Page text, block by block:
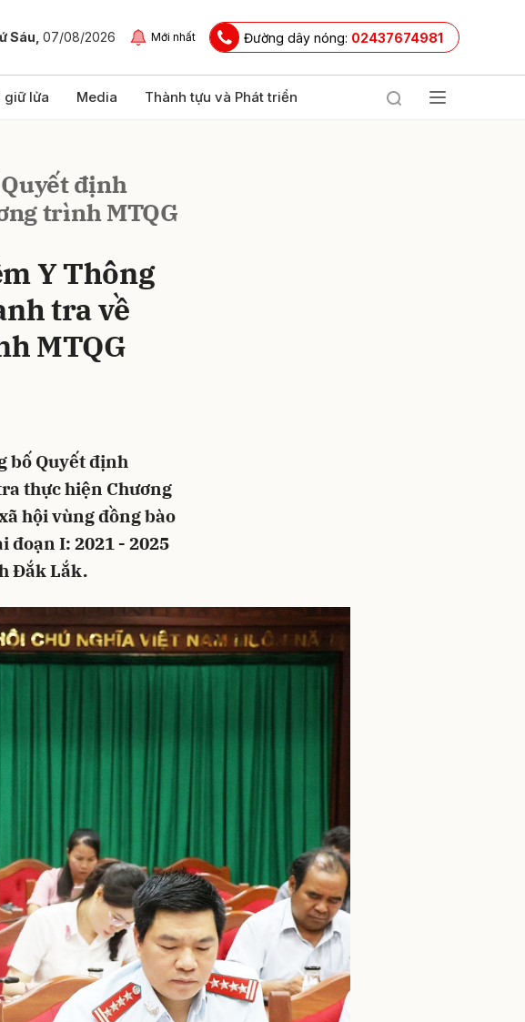
Sáu, 07/08/2026 Mới nhất Đường dây nóng: 02437674981
giữ lửa Media Thành tựu và Phát triển
định
trình MTQG
Y Thông
tra về
MTQG
bố Quyết định
thực hiện Chương
hội vùng đồng bào
đoạn I: 2021 - 2025
Đắk Lắk.
Hủy Gửi